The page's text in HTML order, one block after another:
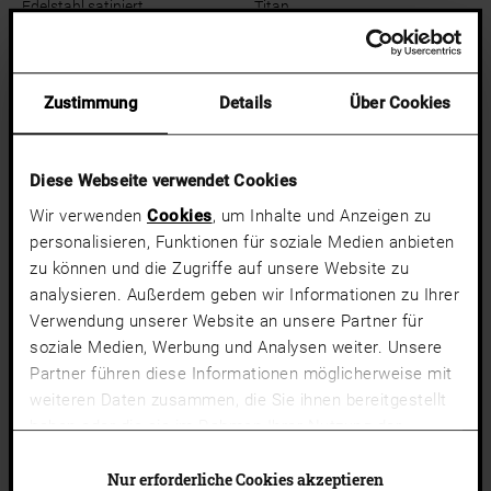
Zustimmung Details Über Cookies
Diese Webseite verwendet Cookies
Wir verwenden Cookies, um Inhalte und Anzeigen zu
personalisieren, Funktionen für soziale Medien anbieten
zu können und die Zugriffe auf unsere Website zu
analysieren. Außerdem geben wir Informationen zu Ihrer
Verwendung unserer Website an unsere Partner für
soziale Medien, Werbung und Analysen weiter. Unsere
Partner führen diese Informationen möglicherweise mit
weiteren Daten zusammen, die Sie ihnen bereitgestellt
haben oder die sie im Rahmen Ihrer Nutzung der
können auch abgelehnt werden. Du kannst deine
Nur erforderliche Cookies akzeptieren
Edelstahl satiniert Titan
FSB 1005 ROSETTENLOS
Edelstahl satiniert
FSB 1005 OVALROSETTE
Fenstergriffe | Edelstahl &
RECHTECKROSETTE
Edelstahllook
Fenstergriffe | Edelstahl &
Edelstahl satiniert
Fenstergriffe | Edelstahl &
Silbertöne
EVO FLAT
Edelstahl satiniert
Fenstergriffe | Edelstahl &
Silbertöne
FSB 1005 FE
Edelstahl satiniert
Silbertöne